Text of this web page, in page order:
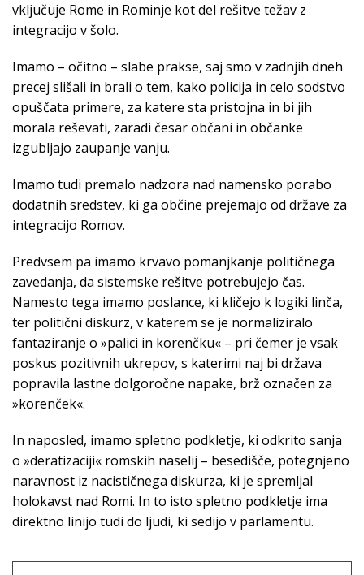
vključuje Rome in Rominje kot del rešitve težav z
integracijo v šolo.
Imamo – očitno – slabe prakse, saj smo v zadnjih dneh
precej slišali in brali o tem, kako policija in celo sodstvo
opuščata primere, za katere sta pristojna in bi jih
morala reševati, zaradi česar občani in občanke
izgubljajo zaupanje vanju.
Imamo tudi premalo nadzora nad namensko porabo
dodatnih sredstev, ki ga občine prejemajo od države za
integracijo Romov.
Predvsem pa imamo krvavo pomanjkanje političnega
zavedanja, da sistemske rešitve potrebujejo čas.
Namesto tega imamo poslance, ki kličejo k logiki linča,
ter politični diskurz, v katerem se je normaliziralo
fantaziranje o »palici in korenčku« – pri čemer je vsak
poskus pozitivnih ukrepov, s katerimi naj bi država
popravila lastne dolgoročne napake, brž označen za
»korenček«.
In naposled, imamo spletno podkletje, ki odkrito sanja
o »deratizaciji« romskih naselij – besedišče, potegnjeno
naravnost iz nacističnega diskurza, ki je spremljal
holokavst nad Romi. In to isto spletno podkletje ima
direktno linijo tudi do ljudi, ki sedijo v parlamentu.